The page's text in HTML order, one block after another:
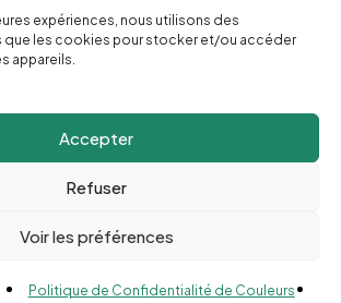
expériences, nous utilisons des
les cookies pour stocker et/ou accéder
appareils.
Accepter
Refuser
Voir les préférences
Politique de Confidentialité de Couleurs